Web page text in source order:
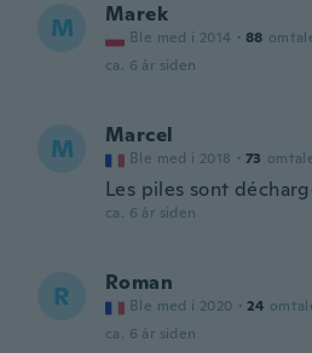
M Marek
Ble med i 2014 · 88
ca. 6 år siden
M Marcel
Ble med i 2018 · 73
Les piles sont
ca. 6 år siden
R Roman
Ble med i 2020 · 24
ca. 6 år siden